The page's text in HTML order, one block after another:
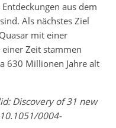
aus dem
Als nächstes Ziel
mit einer
Zeit stammen
630 Millionen Jahre alt
Discovery of 31 new
0004-